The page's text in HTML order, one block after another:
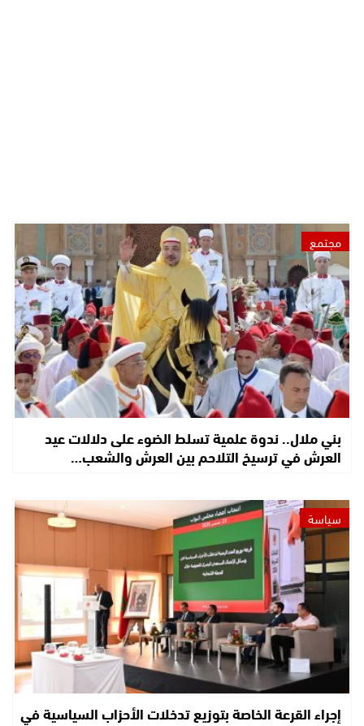
مجتمع
بني ملال.. ندوة علمية تسلط الضوء على دلالات عيد
العرش في ترسيخ التلاحم بين العرش والشعب…
سياسة
إجراء القرعة الخاصة بتوزيع تدخلات الأحزاب السياسية في